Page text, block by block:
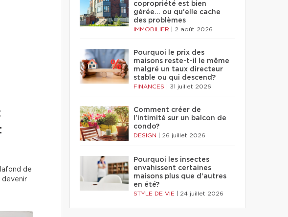
de
devenir
copropriété est bien
gérée… ou qu'elle cache
des problèmes
IMMOBILIER 2 août 2026
Pourquoi le prix des
maisons reste-t-il le même
malgré un taux directeur
stable ou qui descend?
FINANCES 31 juillet 2026
Comment créer de
l'intimité sur un balcon de
condo?
DESIGN 26 juillet 2026
Pourquoi les insectes
envahissent certaines
maisons plus que d'autres
en été?
STYLE DE VIE 24 juillet 2026